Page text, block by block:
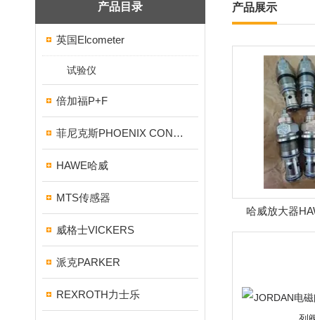
产品目录
英国Elcometer
试验仪
倍加福P+F
菲尼克斯PHOENIX CONTACT
HAWE哈威
MTS传感器
威格士VICKERS
派克PARKER
REXROTH力士乐
产品展示
哈威放大器